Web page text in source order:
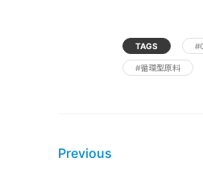
TAGS
#循環型原料
Previous